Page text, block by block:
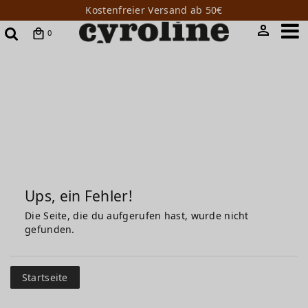
Kostenfreier Versand ab 50€
0
Ups, ein Fehler!
Die Seite, die du aufgerufen hast, wurde nicht
gefunden.
Startseite